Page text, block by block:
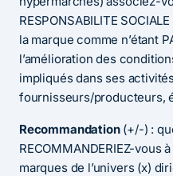
RESPONSABILITE
la marque comme n’étant
l’amélioration des
impliqués dans ses
fournisseurs/producteurs,
Recommandation (+/-) :
RECOMMANDERIEZ-vous
marques de l’univers (x)